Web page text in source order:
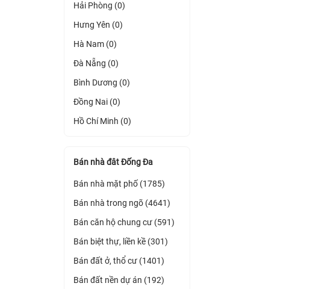
Hải Phòng (0)
Hưng Yên (0)
Hà Nam (0)
Đà Nẵng (0)
Bình Dương (0)
Đồng Nai (0)
Hồ Chí Minh (0)
Bán nhà đât Đống Đa
Bán nhà mặt phố (1785)
Bán nhà trong ngõ (4641)
Bán căn hộ chung cư (591)
Bán biệt thự, liền kề (301)
Bán đất ở, thổ cư (1401)
Bán đất nền dự án (192)